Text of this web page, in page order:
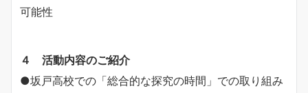
可能性
４ 活動内容のご紹介
●坂戸高校での「総合的な探究の時間」での取り組み